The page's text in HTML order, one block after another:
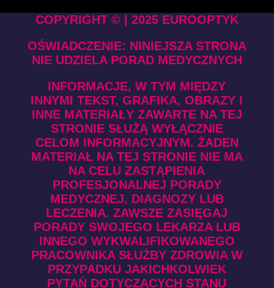
COPYRIGHT © | 2025 EUROOPTYK
OŚWIADCZENIE: NINIEJSZA STRONA
NIE UDZIELA PORAD MEDYCZNYCH
INFORMACJE, W TYM MIĘDZY
INNYMI TEKST, GRAFIKA, OBRAZY I
INNE MATERIAŁY ZAWARTE NA TEJ
STRONIE SŁUŻĄ WYŁĄCZNIE
CELOM INFORMACYJNYM. ŻADEN
MATERIAŁ NA TEJ STRONIE NIE MA
NA CELU ZASTĄPIENIA
PROFESJONALNEJ PORADY
MEDYCZNEJ, DIAGNOZY LUB
LECZENIA. ZAWSZE ZASIĘGAJ
PORADY SWOJEGO LEKARZA LUB
INNEGO WYKWALIFIKOWANEGO
PRACOWNIKA SŁUŻBY ZDROWIA W
PRZYPADKU JAKICHKOLWIEK
PYTAŃ DOTYCZĄCYCH STANU